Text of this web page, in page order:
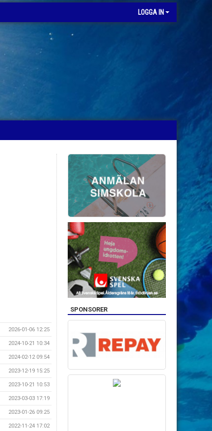
LOGGA IN
2026-01-06 12:25
2024-10-21 10:34
2024-02-12 09:54
2023-12-19 15:25
2023-10-21 10:53
2023-03-03 17:19
2023-01-26 09:25
2022-11-24 17:02
SPONSORER